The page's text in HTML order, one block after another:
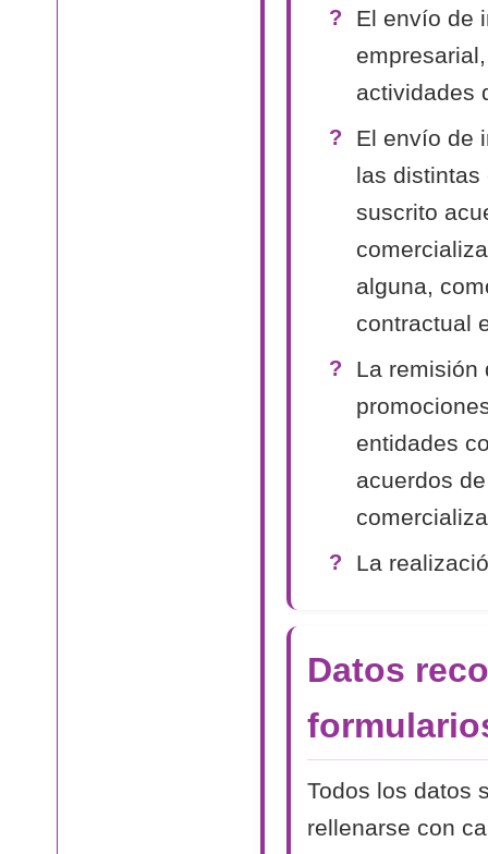
El envío de
actividades
El envío de
las distintas
suscrito
alguna,
contractual
La remisión
entidades
acuerdos
La
Datos
Todos los datos
rellenarse con